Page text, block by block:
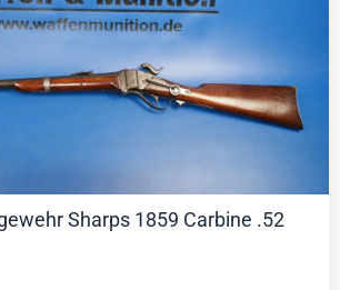
Sharps 1859 Carbine .52